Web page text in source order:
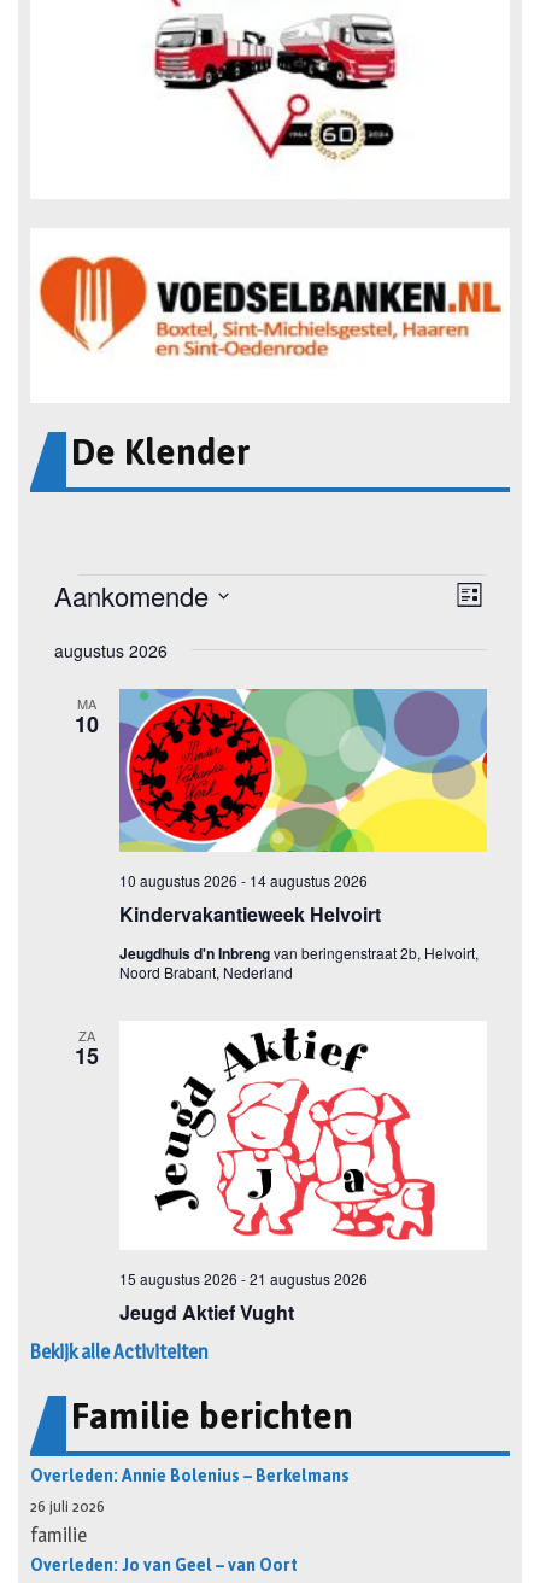
De Klender
Bekijk alle Activiteiten
Familie berichten
Overleden: Annie Bolenius – Berkelmans
26 juli 2026
familie
Overleden: Jo van Geel – van Oort